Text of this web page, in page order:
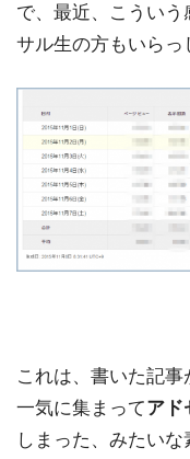
で、最近、こうい
サル生の方もいらっ
これは、書いた記
一気に集まってアド
しまった、みたい